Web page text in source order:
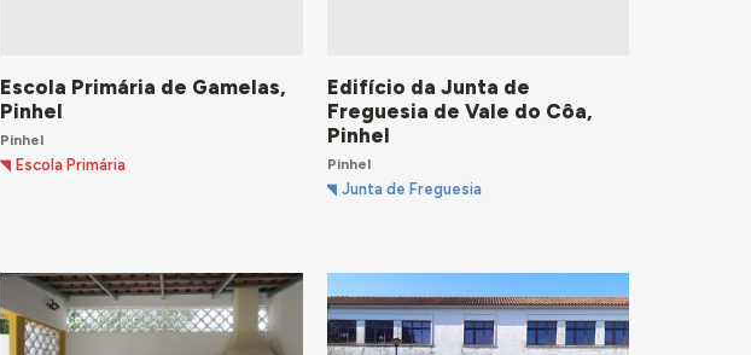
Escola Primária de Gamelas,
Pinhel
Pinhel
Escola Primária
Edifício da Junta de
Freguesia de Vale do Côa,
Pinhel
Pinhel
Junta de Freguesia